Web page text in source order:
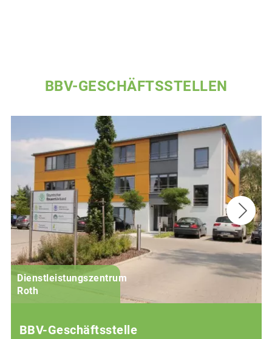
BBV-GESCHÄFTSSTELLEN
Dienstleistungszentrum
Roth
BBV-Geschäftsstelle